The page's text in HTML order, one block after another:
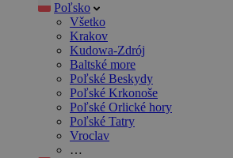
Poľsko
Všetko
Krakov
Kudowa-Zdrój
Baltské more
Poľské Beskydy
Poľské Krkonoše
Poľské Orlické hory
Poľské Tatry
Vroclav
…